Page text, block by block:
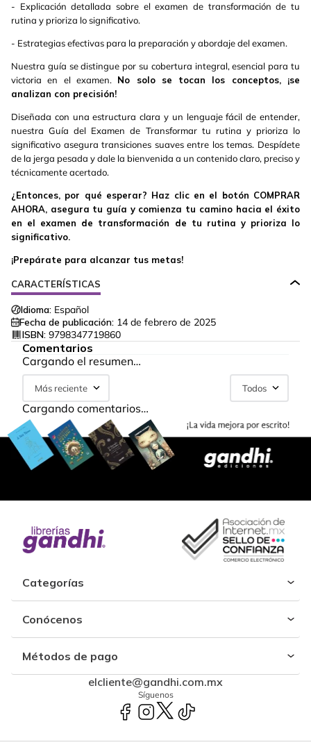
- Explicación detallada sobre el examen de transformación de tu
rutina y prioriza lo significativo.
- Estrategias efectivas para la preparación y abordaje del examen.
Nuestra guía se distingue por su cobertura integral, esencial para tu
victoria en el examen. No solo se tocan los conceptos, ¡se
analizan con precisión!
Diseñada con una estructura clara y un lenguaje fácil de entender,
nuestra Guía del Examen de Transformar tu rutina y prioriza lo
significativo asegura transiciones suaves entre los temas. Despídete
de la jerga pesada y dale la bienvenida a un contenido claro, preciso y
técnicamente acertado.
¿Entonces, por qué esperar? Haz clic en el botón COMPRAR
AHORA, asegura tu guía y comienza tu camino hacia el éxito
en el examen de transformación de tu rutina y prioriza lo
significativo.
¡Prepárate para alcanzar tus metas!
CARACTERÍSTICAS
Idioma: Español
Fecha de publicación: 14 de febrero de 2025
ISBN: 9798347719860
Comentarios
Cargando el resumen…
Más reciente Todos
Cargando comentarios…
Categorías
Conócenos
Métodos de pago
elcliente@gandhi.com.mx
Síguenos